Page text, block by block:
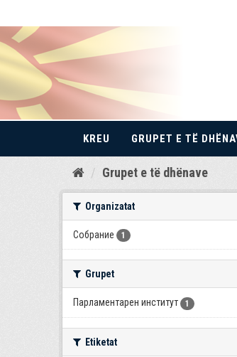
Kalo
KREU GRUPET E TË
Grupet e të dhënave
Organizatat
Собрание 1
Grupet
Парламентарен институт 1
Etiketat